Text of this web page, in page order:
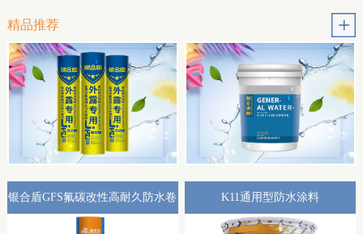
精品推荐
银合盾GFS氟碳改性高耐久防水卷
材外露专用(热熔型)
K11通用型防水涂料